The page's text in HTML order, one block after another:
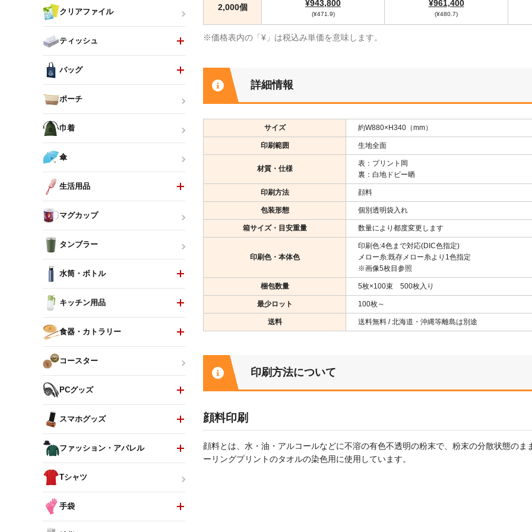
2,000個 ¥943,800
(¥471.9)
¥961,400
(¥480.7)
※価格表内の「¥」は税込み単価を意味します。
詳細情報
サイズ 約W880×H340（mm）
印刷範囲 生地全面
材質・仕様
表：プリント岡
裏：白地ドビー晒
印刷方法 顔料
包装形態 個別透明袋入れ
箱サイズ・目安重量 数量により都度変更します
印刷色・本体色
印刷色:4色まで対応(DIC色指定)
メロー糸:既存メロー糸より1色指定
※画像5枚目参照
梱包数量 5枚×100束 500枚入り
最少ロット 100枚～
送料 送料無料 / 北海道・沖縄等離島は別途
印刷方法について
顔料印刷
顔料とは、水・油・アルコールなどに不溶の有色不透明の粉末で、粉末の分散状態の
ーリングプリントのタオルの染色用に使用しています。
クリアファイル
ティッシュ
バッグ
ポーチ
巾着
傘
生活用品
マグカップ
タンブラー
水筒・ボトル
キッチン用品
食器・カトラリー
コースター
PCグッズ
スマホグッズ
ファッション・アパレル
Tシャツ
手袋